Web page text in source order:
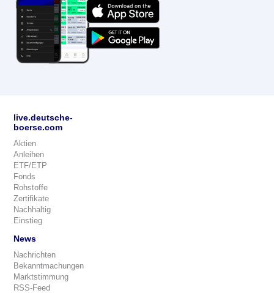
live.deutsche-
boerse.com
Aktien
Anleihen
ETF/ETP
Fonds
Rohstoffe
Zertifikate
Nachhaltig
Einstieg
News
Nachrichten
Bekanntmachungen
Marktstimmung
RSS-Feed